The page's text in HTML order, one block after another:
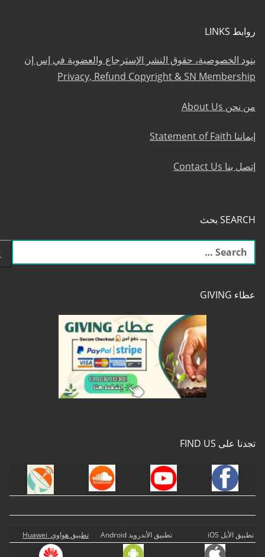
روابط LINKS
بنود الخصوصية، حقوق النشر الإسترجاع والعضوية في إس إن
Privacy, Refund Copyright & SN Membership
من نحن About Us
إيماننا Statement of Faith
إتصل بنا Contact Us
SEARCH بحث
البحث
عن:
عطاء GIVING
تجدنا على FIND US
تطبيق الأبل iOS تطبيق الأندرويد Android تطبيق هواوي Huawei